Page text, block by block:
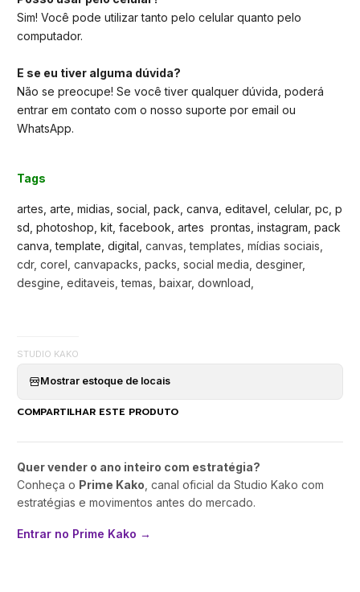
Sim! Você pode utilizar tanto pelo celular quanto pelo
computador.
E se eu tiver alguma dúvida?
Não se preocupe! Se você tiver qualquer dúvida, poderá
entrar em contato com o nosso suporte por email ou
WhatsApp.
Tags
artes, arte, midias, social, pack, canva, editavel, celular, pc, p
sd, photoshop, kit, facebook, artes prontas, instagram, pack
canva, template, digital, canvas, templates, mídias sociais,
cdr, corel, canvapacks, packs, social media, desginer,
desgine, editaveis, temas, baixar, download,
STUDIO KAKO
Mostrar estoque de locais
COMPARTILHAR ESTE PRODUTO
Quer vender o ano inteiro com estratégia?
Conheça o Prime Kako , canal oficial da Studio Kako com
estratégias e movimentos antes do mercado.
Entrar no Prime Kako →